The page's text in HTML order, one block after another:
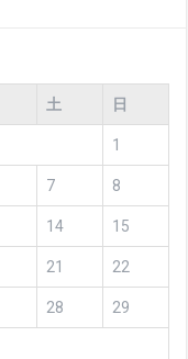
土 日
1
7 8
14 15
21 22
28 29